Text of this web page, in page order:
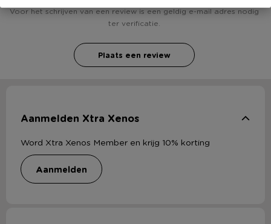
Voor het schrijven van een review is een geldig e-mail adres nodig
ter verificatie.
Plaats een review
Aanmelden Xtra Xenos
Word Xtra Xenos Member en krijg 10% korting
aanmelden